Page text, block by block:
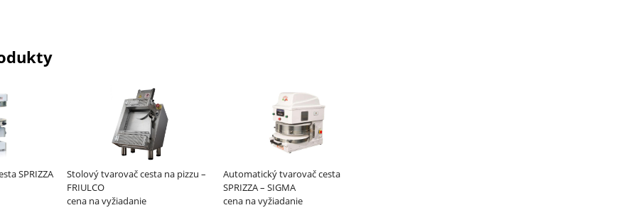
SPRIZZA
Stolový tvarovač cesta na pizzu –
FRIULCO
cena na vyžiadanie
Automatický tvarovač cesta
SPRIZZA – SIGMA
cena na vyžiadanie